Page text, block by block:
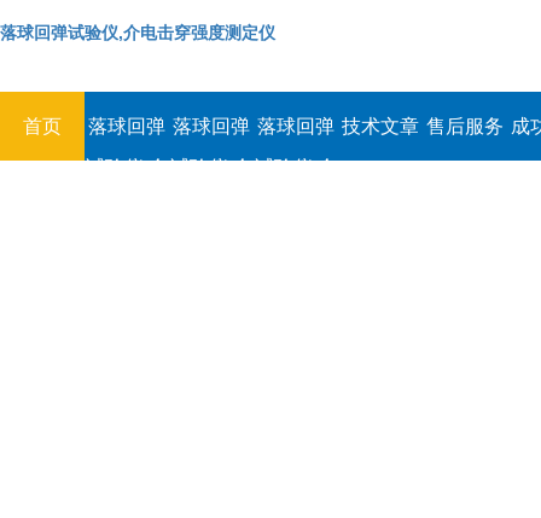
落球回弹试验仪,介电击穿强度测定仪
首页
落球回弹
试验仪,介
落球回弹
试验仪,介
落球回弹
试验仪,介
技术文章 售后服务 成